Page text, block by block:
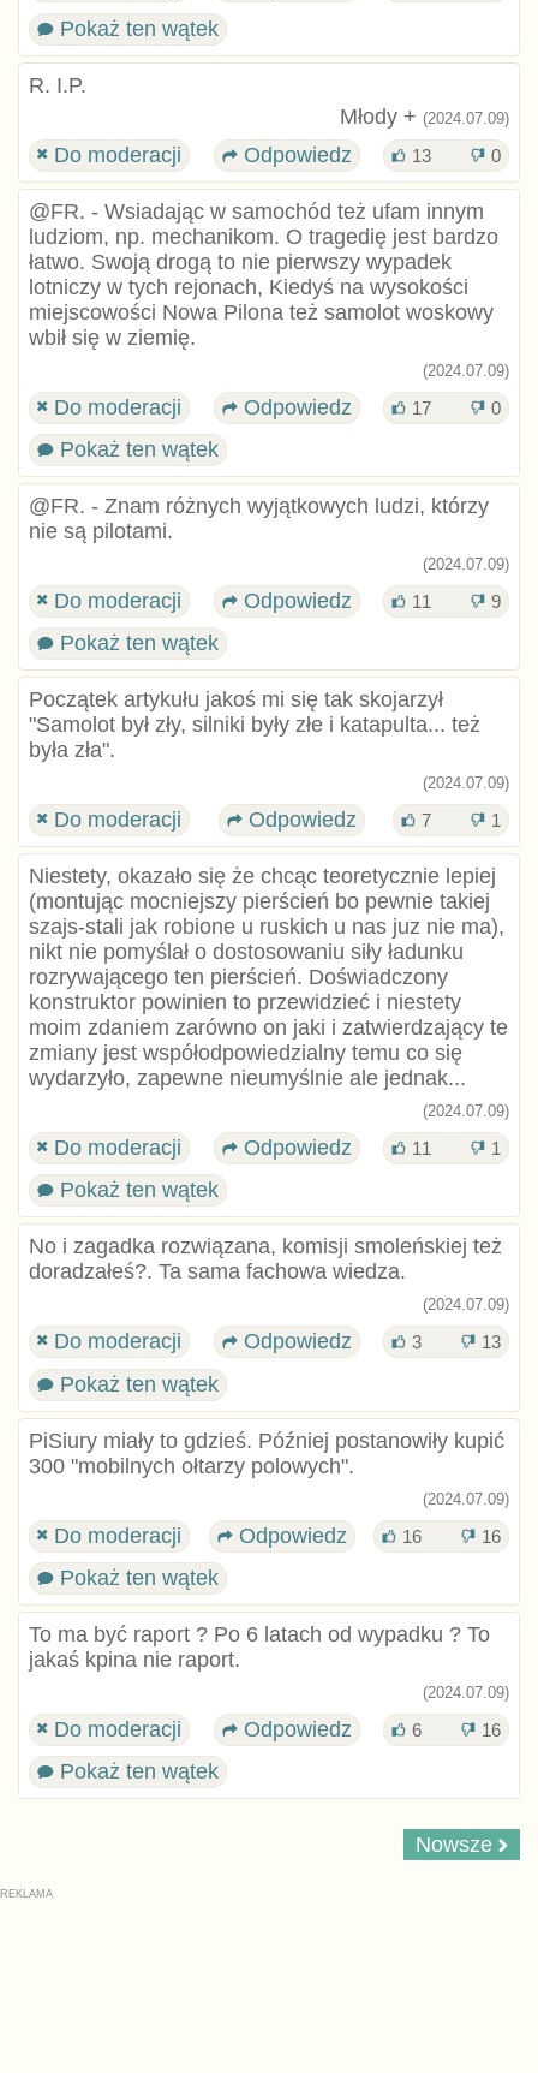
Pokaż ten wątek
R. I.P.
Młody + (2024.07.09)
Do moderacji Odpowiedz 13 0
@FR. - Wsiadając w samochód też ufam innym
ludziom, np. mechanikom. O tragedię jest bardzo
łatwo. Swoją drogą to nie pierwszy wypadek
lotniczy w tych rejonach, Kiedyś na wysokości
miejscowości Nowa Pilona też samolot woskowy
wbił się w ziemię.
(2024.07.09)
Do moderacji Odpowiedz 17 0
Pokaż ten wątek
@FR. - Znam różnych wyjątkowych ludzi, którzy
nie są pilotami.
(2024.07.09)
Do moderacji Odpowiedz 11 9
Pokaż ten wątek
Początek artykułu jakoś mi się tak skojarzył
"Samolot był zły, silniki były złe i katapulta... też
była zła".
(2024.07.09)
Do moderacji Odpowiedz 7 1
Niestety, okazało się że chcąc teoretycznie lepiej
(montując mocniejszy pierścień bo pewnie takiej
szajs-stali jak robione u ruskich u nas juz nie ma),
nikt nie pomyślał o dostosowaniu siły ładunku
rozrywającego ten pierścień. Doświadczony
konstruktor powinien to przewidzieć i niestety
moim zdaniem zarówno on jaki i zatwierdzający te
zmiany jest współodpowiedzialny temu co się
wydarzyło, zapewne nieumyślnie ale jednak...
(2024.07.09)
Do moderacji Odpowiedz 11 1
Pokaż ten wątek
No i zagadka rozwiązana, komisji smoleńskiej też
doradzałeś?. Ta sama fachowa wiedza.
(2024.07.09)
Do moderacji Odpowiedz 3 13
Pokaż ten wątek
PiSiury miały to gdzieś. Później postanowiły kupić
300 "mobilnych ołtarzy polowych".
(2024.07.09)
Do moderacji Odpowiedz 16 16
Pokaż ten wątek
To ma być raport ? Po 6 latach od wypadku ? To
jakaś kpina nie raport.
(2024.07.09)
Do moderacji Odpowiedz 6 16
Pokaż ten wątek
Nowsze